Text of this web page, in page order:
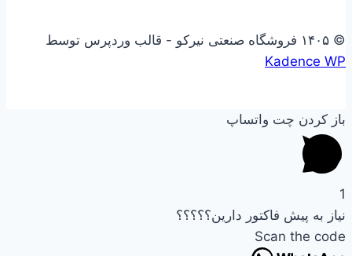
© ۱۴۰۵ فروشگاه صنعتی نیرکو - قالب وردپرس توسط
Kadence WP
باز کردن چت واتساپ
1
نیاز به پیش فاکتور دارین؟؟؟؟؟
Scan the code